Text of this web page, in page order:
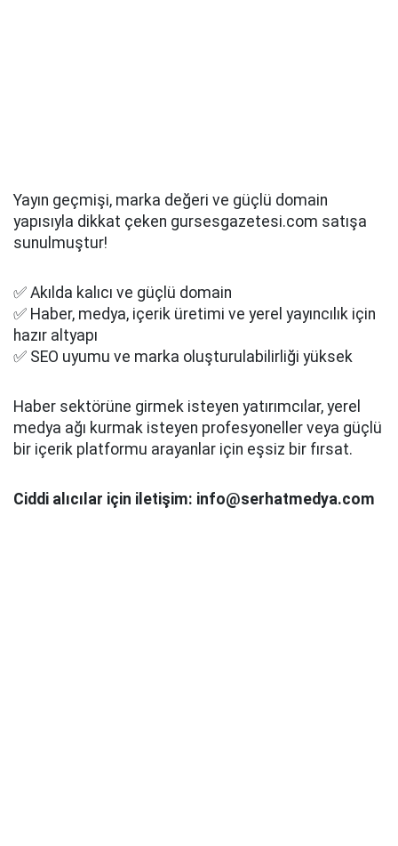
Yayın geçmişi, marka değeri ve güçlü domain
yapısıyla dikkat çeken gursesgazetesi.com satışa
sunulmuştur!
✅ Akılda kalıcı ve güçlü domain
✅ Haber, medya, içerik üretimi ve yerel yayıncılık için
hazır altyapı
✅ SEO uyumu ve marka oluşturulabilirliği yüksek
Haber sektörüne girmek isteyen yatırımcılar, yerel
medya ağı kurmak isteyen profesyoneller veya güçlü
bir içerik platformu arayanlar için eşsiz bir fırsat.
Ciddi alıcılar için iletişim: info@serhatmedya.com